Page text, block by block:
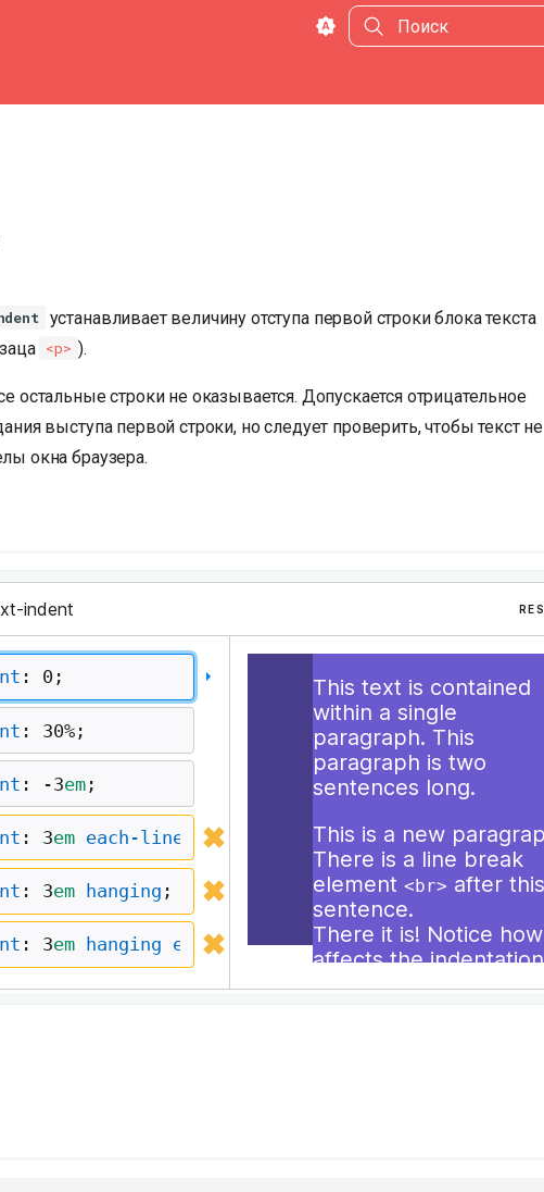
устанавливает величину отступа первой строки блока текста
<p> ).
остальные строки не оказывается. Допускается отрицательное
выступа первой строки, но следует проверить, чтобы текст не
окна браузера.